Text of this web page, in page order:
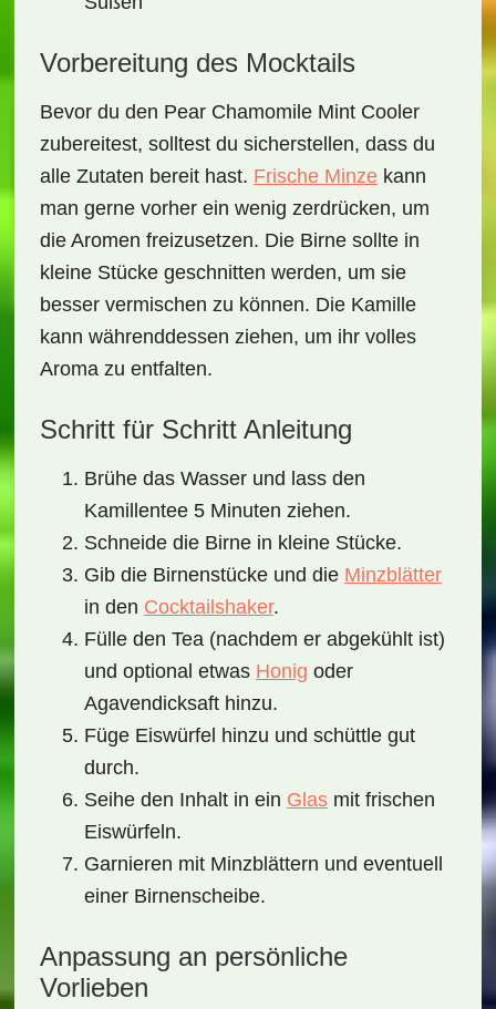
Vorbereitung des Mocktails
Bevor du den Pear Chamomile Mint Cooler
zubereitest, solltest du sicherstellen, dass du
alle Zutaten bereit hast. Frische Minzekann
man gerne vorher ein wenig zerdrücken, um
die Aromen freizusetzen. Die Birne sollte in
kleine Stücke geschnitten werden, um sie
besser vermischen zu können. Die Kamille
kann währenddessen ziehen, um ihr volles
Aroma zu entfalten.
Schritt für Schritt Anleitung
Brühe das Wasser und lass den
Kamillentee 5 Minuten ziehen.
Schneide die Birne in kleine Stücke.
Gib die Birnenstücke und die Minzblätter
in den Cocktailshaker.
Fülle den Tea (nachdem er abgekühlt ist)
und optional etwas Honig oder
Agavendicksaft hinzu.
Füge Eiswürfel hinzu und schüttle gut
durch.
Seihe den Inhalt in ein Glasmit frischen
Eiswürfeln.
Garnieren mit Minzblättern und eventuell
einer Birnenscheibe.
Anpassung an persönliche
Vorlieben